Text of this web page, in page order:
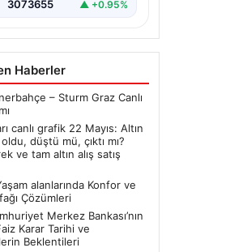
3073655 ▲ +0.95%
Haberler
– Sturm Graz Canlı
canlı grafik 22 Mayıs: Altın
düştü mü, çıktı mı?
ve tam altın alış satış
alanlarında Konfor ve
Çözümleri
Merkez Bankası’nın
Karar Tarihi ve
Beklentileri